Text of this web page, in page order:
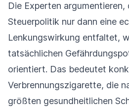
Die Experten argumentieren,
Steuerpolitik nur dann eine
Lenkungswirkung entfaltet,
tatsächlichen
orientiert. Das bedeutet
Verbrennungszigarette, die
größten gesundheitlichen